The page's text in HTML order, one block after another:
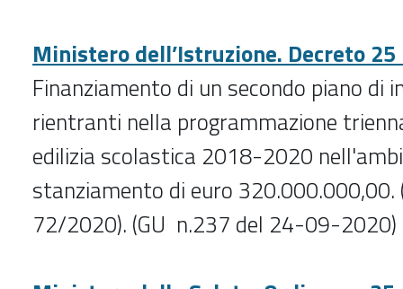
Ministero dell’Istruzione. Decreto
Finanziamento di un secondo piano di
rientranti nella programmazione
edilizia scolastica 2018-2020
stanziamento di euro 320.000.000,00.
72/2020). (GU n.237 del 24-09-2020)